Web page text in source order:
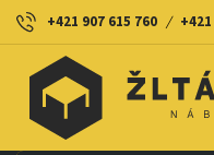
+421 907 615 760 /